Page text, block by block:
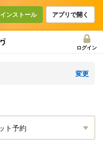
インストール アプリで開く
ログイン
変更
ト予約